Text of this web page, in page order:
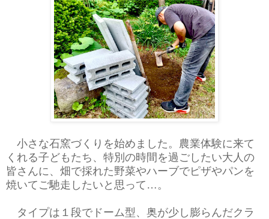
小さな石窯づくりを始めました。農業体験に来て
くれる子どもたち、特別の時間を過ごしたい大人の
皆さんに、畑で採れた野菜やハーブでピザやパンを
焼いてご馳走したいと思って…。
タイプは１段でドーム型、奥が少し膨らんだクラ